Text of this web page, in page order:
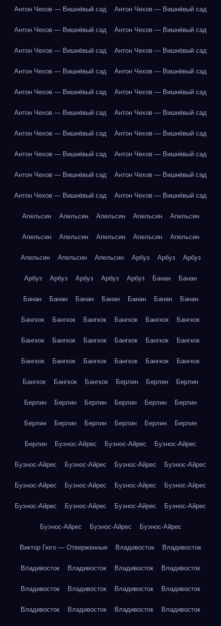
Антон Чехов — Вишнёвый сад Антон Чехов — Вишнёвый сад
Антон Чехов — Вишнёвый сад Антон Чехов — Вишнёвый сад
Антон Чехов — Вишнёвый сад Антон Чехов — Вишнёвый сад
Антон Чехов — Вишнёвый сад Антон Чехов — Вишнёвый сад
Антон Чехов — Вишнёвый сад Антон Чехов — Вишнёвый сад
Антон Чехов — Вишнёвый сад Антон Чехов — Вишнёвый сад
Антон Чехов — Вишнёвый сад Антон Чехов — Вишнёвый сад
Антон Чехов — Вишнёвый сад Антон Чехов — Вишнёвый сад
Антон Чехов — Вишнёвый сад Антон Чехов — Вишнёвый сад
Антон Чехов — Вишнёвый сад Антон Чехов — Вишнёвый сад
Апельсин Апельсин Апельсин Апельсин Апельсин
Апельсин Апельсин Апельсин Апельсин Апельсин
Апельсин Апельсин Апельсин Арбуз Арбуз Арбуз
Арбуз Арбуз Арбуз Арбуз Арбуз Банан Банан
Банан Банан Банан Банан Банан Банан Банан
Бангкок Бангкок Бангкок Бангкок Бангкок Бангкок
Бангкок Бангкок Бангкок Бангкок Бангкок Бангкок
Бангкок Бангкок Бангкок Бангкок Бангкок Бангкок
Бангкок Бангкок Бангкок Берлин Берлин Берлин
Берлин Берлин Берлин Берлин Берлин Берлин
Берлин Берлин Берлин Берлин Берлин Берлин
Берлин Буэнос-Айрес Буэнос-Айрес Буэнос-Айрес
Буэнос-Айрес Буэнос-Айрес Буэнос-Айрес Буэнос-Айрес
Буэнос-Айрес Буэнос-Айрес Буэнос-Айрес Буэнос-Айрес
Буэнос-Айрес Буэнос-Айрес Буэнос-Айрес Буэнос-Айрес
Буэнос-Айрес Буэнос-Айрес Буэнос-Айрес
Виктор Гюго — Отверженные Владивосток Владивосток
Владивосток Владивосток Владивосток Владивосток
Владивосток Владивосток Владивосток Владивосток
Владивосток Владивосток Владивосток Владивосток